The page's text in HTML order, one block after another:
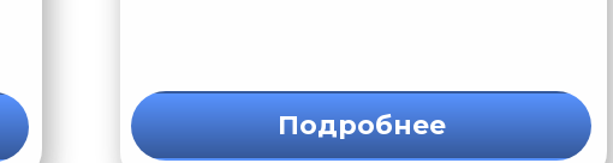
Подробнее